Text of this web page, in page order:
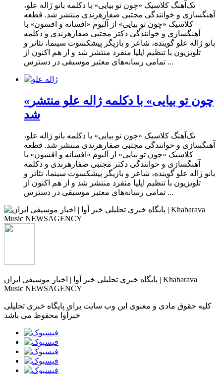
تک‌آهنگ کلاسیک «چون تو بیایی» با دکلمه بانو ژاله علو،
آهنگسازی و خوانندگی مجتبی صفارهرندی منتشر شد. قطعه
کلاسیک «چون تو بیایی» از آلبوم «افسانه و افسون» با
آهنگسازی و خوانندگی دکتر مجتبی صفارهرندی و دکلمه
بانو ژاله علو گوینده، شاعر و بازیگر پیشکسوت سینما، تئاتر و
تلویزیون با تنظیم ایلیا منفرد منتشر شد و از هم اکنون از
تمامی رسانه‌های معتبر موسیقی در دسترس ...
«چون تو بیایی» با دکلمه ژاله علو منتشر
شد
تک‌آهنگ کلاسیک «چون تو بیایی» با دکلمه بانو ژاله علو،
آهنگسازی و خوانندگی مجتبی صفارهرندی منتشر شد. قطعه
کلاسیک «چون تو بیایی» از آلبوم «افسانه و افسون» با
آهنگسازی و خوانندگی دکتر مجتبی صفارهرندی و دکلمه
بانو ژاله علو گوینده، شاعر و بازیگر پیشکسوت سینما، تئاتر و
تلویزیون با تنظیم ایلیا منفرد منتشر شد و از هم اکنون از
تمامی رسانه‌های معتبر موسیقی در دسترس ...
پایگاه خبری تحلیلی خبر آوا | اخبار موسیقی ایران | Khabarava
Music NEWSAGENCY
کلیه حقوق مادی و معنوی این وب سایت برای پایگاه خبری تحلیلی
خبرآوا محفوظ می باشد